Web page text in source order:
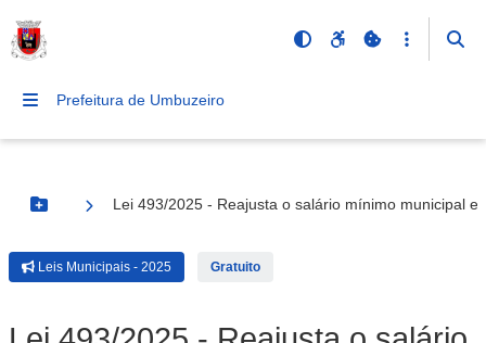
Prefeitura de Umbuzeiro
Botão Menu
Lei 493/2025 - Reajusta o salário mínimo municipal e
Leis Municipais - 2025 Gratuito